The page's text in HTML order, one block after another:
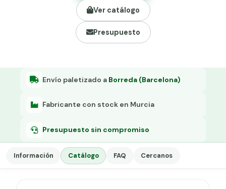
Grapa malla H.
Grapadora
Tensor galvanizado
Ver catálogo
Presupuesto
Envío paletizado a Borreda (Barcelona)
Fabricante con stock en Murcia
Presupuesto sin compromiso
Información Catálogo FAQ Cercanos